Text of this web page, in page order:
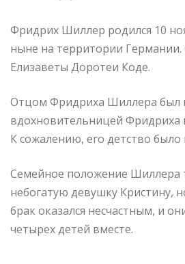
Фридрих Шиллер родился 10
ныне на территории
Елизаветы Доротеи Коде.
Отцом Фридриха Шиллера был
вдохновительницей Фридриха
К сожалению, его детство
Семейное положение Шиллера
небогатую девушку Кристину,
брак оказался несчастным, и
четырех детей вместе.